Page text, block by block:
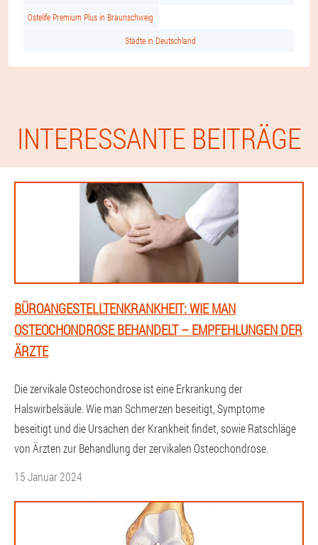
Ostelife Premium Plus in Braunschweig
Städte in Deutschland
INTERESSANTE BEITRÄGE
BÜROANGESTELLTENKRANKHEIT: WIE MAN
OSTEOCHONDROSE BEHANDELT – EMPFEHLUNGEN DER
ÄRZTE
Die zervikale Osteochondrose ist eine Erkrankung der
Halswirbelsäule. Wie man Schmerzen beseitigt, Symptome
beseitigt und die Ursachen der Krankheit findet, sowie Ratschläge
von Ärzten zur Behandlung der zervikalen Osteochondrose.
15 Januar 2024